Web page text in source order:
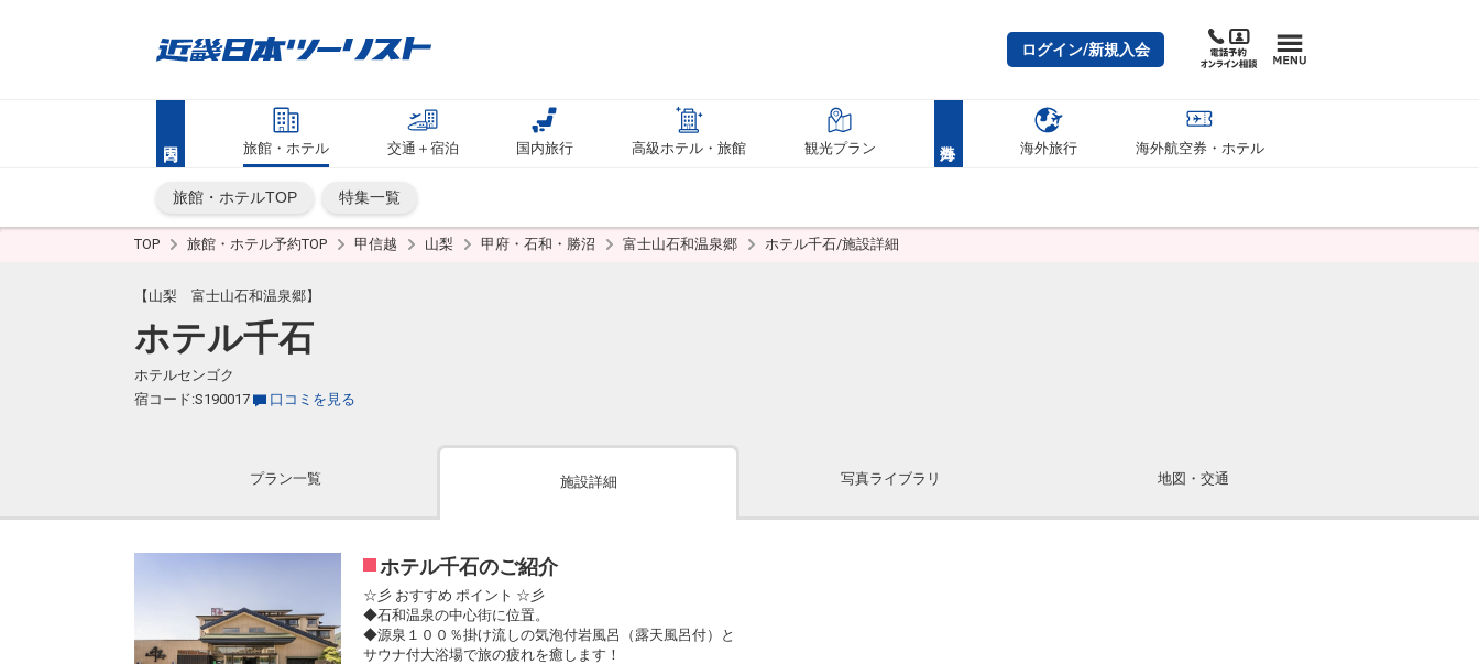
ログイン/新規入会
旅館・ホテル 交通＋宿泊 国内旅行 高級ホテル・旅館 観光プラン 海外旅行 海外航空券・ホテル
旅館・ホテルTOP 特集一覧
TOP 旅館・ホテル予約TOP 甲信越 山梨 甲府・石和・勝沼 富士山石和温泉郷 ホテル千石/施設詳細
【山梨 富士山石和温泉郷】
ホテル千石
ホテルセンゴク
宿コード:S190017
口コミを見る
プラン一覧 施設詳細 写真ライブラリ 地図・交通
ホテル千石のご紹介
☆彡 おすすめ ポイント ☆彡
◆石和温泉の中心街に位置。
◆源泉１００％掛け流しの気泡付岩風呂（露天風呂付）と
サウナ付大浴場で旅の疲れを癒します！